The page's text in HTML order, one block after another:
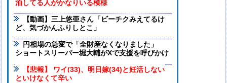
泊してる人がかなりいる模様
【動画】三上悠亜さん「ビーチクみえてるけ
ど、気づかんふりしとこ」
円相場の急変で「全財産なくなりました」
ショートスリーパー堀大輔がXで支援を呼びかけ
【悲報】 ワイ(33)、明日嫁(34)と妊活しない
といけなくて辛い